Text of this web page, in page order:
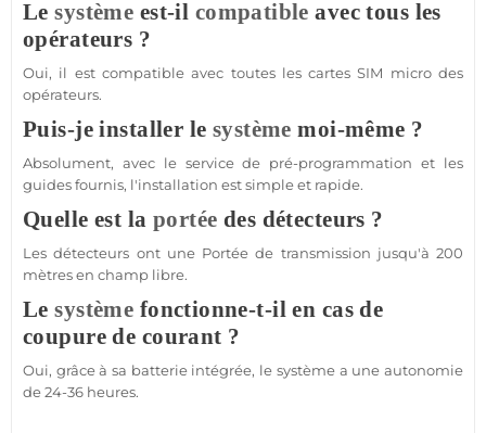
Lesystème est-il compatible avec tous les
opérateurs ?
Oui, il est compatibleavec toutes les cartes SIM micro des
opérateurs.
Puis-je installer le système moi-même ?
Absolument, avec le service de pré-programmation et les
guides fournis, l'installation est simple et rapide.
Quelle est la portée des détecteurs ?
Les détecteurs ont une Portée de transmission jusqu'à 200
mètres en champ libre.
Lesystème fonctionne-t-il en cas de
coupure de courant ?
Oui, grâce à sa batterie intégrée, le systèmea une autonomie
de 24-36 heures.